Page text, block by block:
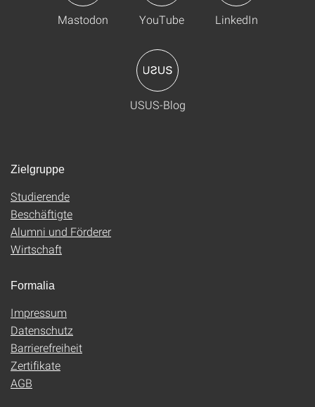
Mastodon YouTube LinkedIn
USUS-Blog
Zielgruppe
Studierende
Beschäftigte
Alumni und Förderer
Wirtschaft
Formalia
Impressum
Datenschutz
Barrierefreiheit
Zertifikate
AGB